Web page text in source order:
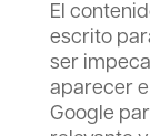
El
escrito
ser
aparecer
Google